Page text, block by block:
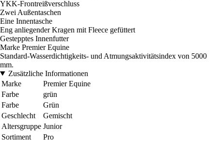
YKK-Frontreißverschluss
Zwei Außentaschen
Eine Innentasche
Eng anliegender Kragen mit Fleece gefüttert
Gestepptes Innenfutter
Marke Premier Equine
Standard-Wasserdichtigkeits- und Atmungsaktivitätsindex von 5000
mm.
Zusätzliche Informationen
Marke
Premier Equine
Farbe
grün
Farbe
Grün
Geschlecht
Gemischt
Altersgruppe Junior
Sortiment
Pro